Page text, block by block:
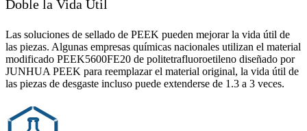
Doble la Vida Útil
Las soluciones de sellado de PEEK pueden mejorar la vida útil de
las piezas. Algunas empresas químicas nacionales utilizan el material
modificado PEEK5600FE20 de politetrafluoroetileno diseñado por
JUNHUA PEEK para reemplazar el material original, la vida útil de
las piezas de desgaste incluso puede extenderse de 1.3 a 3 veces.